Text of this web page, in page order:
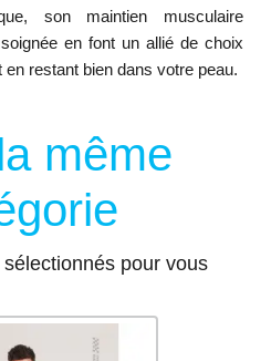
son maintien musculaire
en font un allié de choix
restant bien dans votre peau.
même
pour vous